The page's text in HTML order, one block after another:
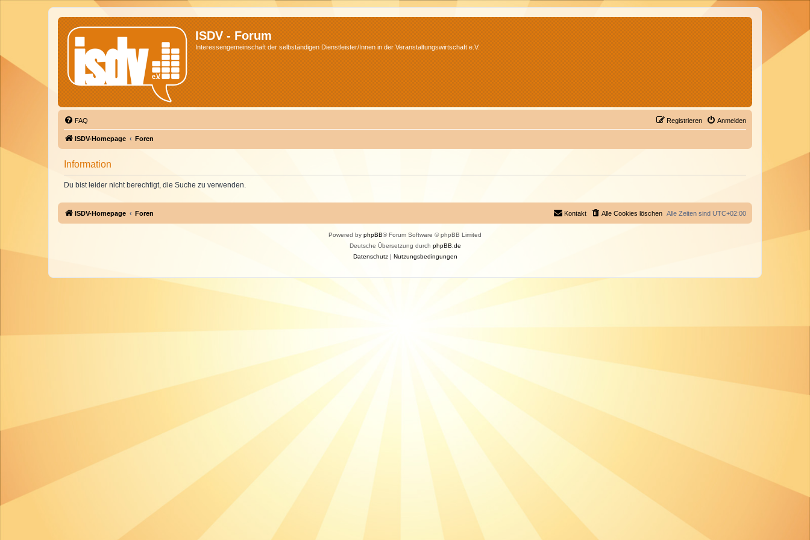
ISDV - Forum
Interessengemeinschaft der selbständigen Dienstleister/Innen in der Veranstaltungswirtschaft e.V.
FAQ Anmelden
Registrieren
ISDV-Homepage Foren
Information
Du bist leider nicht berechtigt, die Suche zu verwenden.
ISDV-Homepage Foren Alle Zeiten sind UTC+02:00
Alle Cookies löschen
Kontakt
Powered by phpBB® Forum Software © phpBB Limited
Deutsche Übersetzung durch phpBB.de
Datenschutz| Nutzungsbedingungen